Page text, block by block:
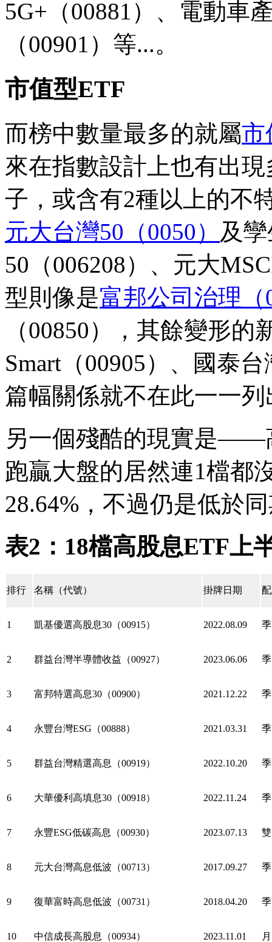
5G+（00881）、電動車
（00901）等...。
市值型ETF
而榜中數量最多的就屬市
來在指數設計上也有出
子，或含有2種以上的不
元大台灣50（0050） 及
50（006208）、元大
型則像是富邦公司治理（
（00850），其餘變形
Smart（00905）、國泰
篇幅關係就不在此一一列
另一個殘酷的現實是——
跑贏大盤的居然連1檔都
28.64%，不過仍是低於
表2：18檔高股息ETF上
排行 名稱（代號） 掛牌日期
1 凱基優選高股息30（00915） 2022.08.09
2 群益台灣半導體收益（00927） 2023.06.06
3 富邦特選高息30（00900） 2021.12.22
4 永豐台灣ESG（00888） 2021.03.31
5 群益台灣精選高息（00919） 2022.10.20
6 大華優利高填息30（00918） 2022.11.24
7 永豐ESG低碳高息（00930） 2023.07.13
8 元大台灣高息低波（00713） 2017.09.27
9 復華富時高息低波（00731） 2018.04.20
10 中信成長高股息（00934） 2023.11.01